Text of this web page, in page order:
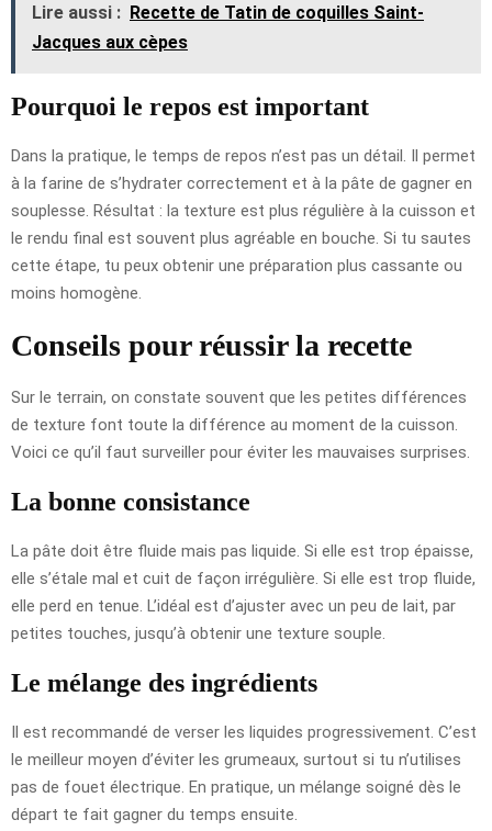
Lire aussi : Recette de Tatin de coquilles Saint-
Jacques aux cèpes
Pourquoi le repos est important
Dans la pratique, le temps de repos n’est pas un détail. Il permet
à la farine de s’hydrater correctement et à la pâte de gagner en
souplesse. Résultat : la texture est plus régulière à la cuisson et
le rendu final est souvent plus agréable en bouche. Si tu sautes
cette étape, tu peux obtenir une préparation plus cassante ou
moins homogène.
Conseils pour réussir la recette
Sur le terrain, on constate souvent que les petites différences
de texture font toute la différence au moment de la cuisson.
Voici ce qu’il faut surveiller pour éviter les mauvaises surprises.
La bonne consistance
La pâte doit être fluide mais pas liquide. Si elle est trop épaisse,
elle s’étale mal et cuit de façon irrégulière. Si elle est trop fluide,
elle perd en tenue. L’idéal est d’ajuster avec un peu de lait, par
petites touches, jusqu’à obtenir une texture souple.
Le mélange des ingrédients
Il est recommandé de verser les liquides progressivement. C’est
le meilleur moyen d’éviter les grumeaux, surtout si tu n’utilises
pas de fouet électrique. En pratique, un mélange soigné dès le
départ te fait gagner du temps ensuite.